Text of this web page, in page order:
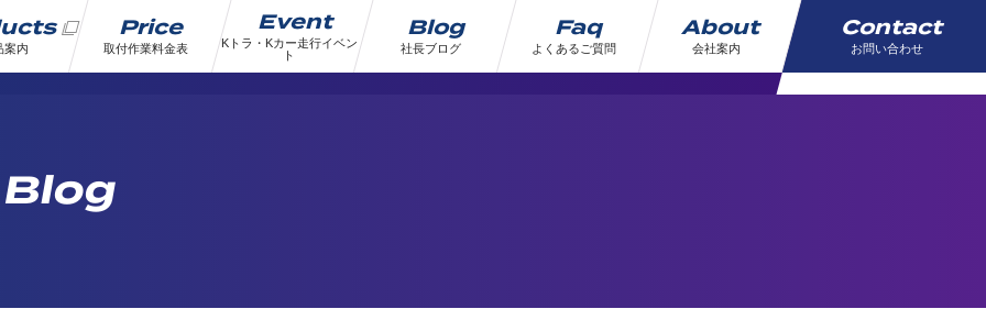
案内
Price
取付作業料金表
Event
Kトラ・Kカー走行イベン
ト
Blog
社長ブログ
Faq
よくあるご質問
About
会社案内
Contact
お問い合わせ